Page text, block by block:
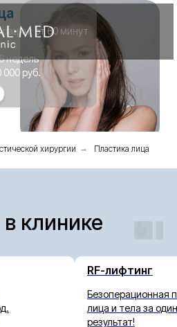
от 60 минут
недель
000 руб.
хирургии → Пластика лица
клинике
RF-лифтинг
Безоперационная
лица и тела за
результат!